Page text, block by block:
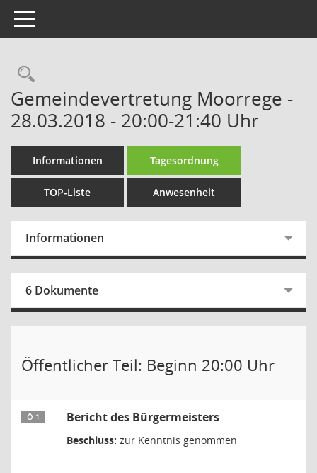
Toggle navigation
Rechercheauswahl
Gemeindevertretung Moorrege -
28.03.2018 - 20:00-21:40 Uhr
Informationen Tagesordnung
TOP-Liste Anwesenheit
Informationen
6 Dokumente
Öffentlicher Teil: Beginn 20:00 Uhr
Ö 1 Bericht des Bürgermeisters
Beschluss: zur Kenntnis genommen